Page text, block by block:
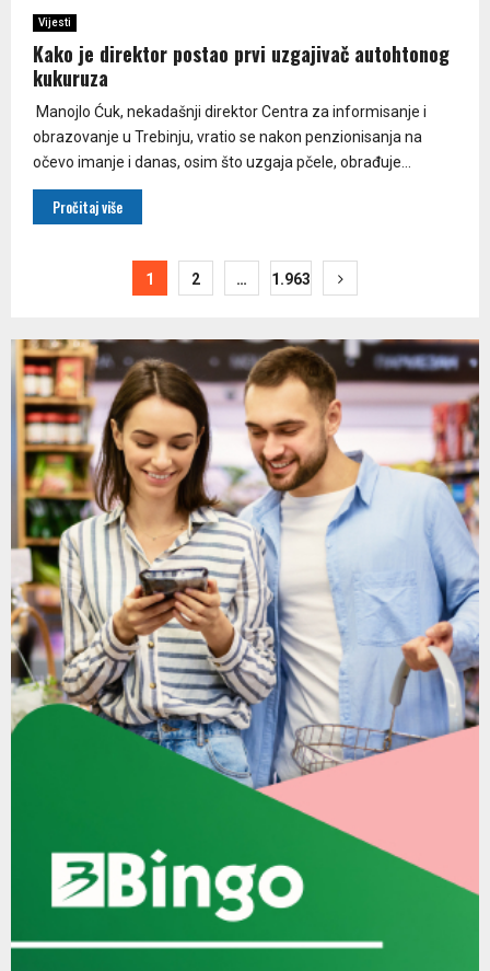
Vijesti
Kako je direktor postao prvi uzgajivač autohtonog
kukuruza
Manojlo Ćuk, nekadašnji direktor Centra za informisanje i
obrazovanje u Trebinju, vratio se nakon penzionisanja na
očevo imanje i danas, osim što uzgaja pčele, obrađuje...
Pročitaj više
Paginacija
1 2 … 1.963